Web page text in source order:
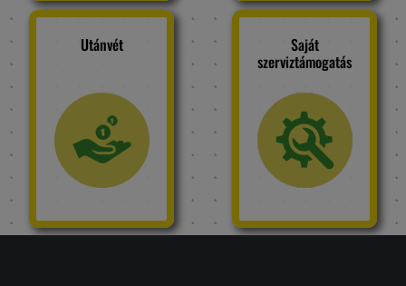
Utánvét Saját
szerviztámogatás